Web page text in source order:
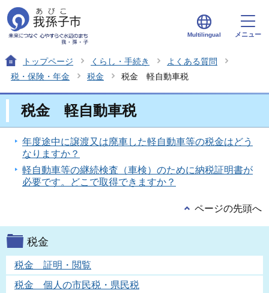
Multilingual メニュー
トップページ くらし・手続き
よくある質問
税・保険・年金
税金 税金 軽自動車税
税金 軽自動車税
年度途中に譲渡又は廃車した軽自動車等の税金はどう
なりますか？
軽自動車等の継続検査（車検）のために納税証明書が
必要です。どこで取得できますか？
ページの先頭へ
税金
税金 証明・閲覧
税金 個人の市民税・県民税